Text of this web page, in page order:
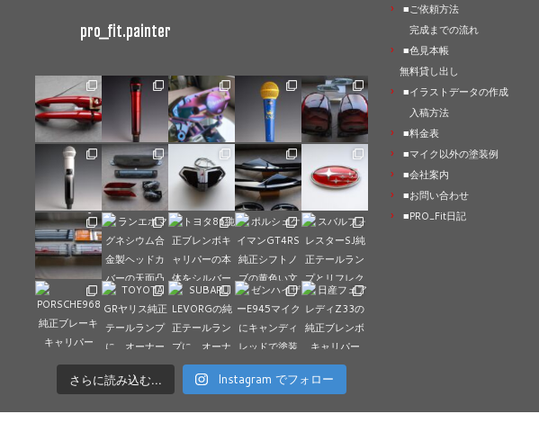
pro_fit.painter
さらに読み込む... Instagram でフォロー
■ご依頼方法
完成までの流れ
■色見本帳
無料貸し出し
■イラストデータの作成
入稿方法
■料金表
■マイク以外の塗装例
■会社案内
■お問い合わせ
■PRO_Fit日記